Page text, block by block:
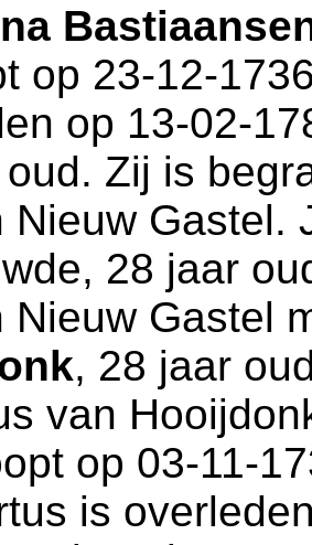
op 23-12-
op 13-02-
Zij is
Nieuw Gastel.
28 jaar
Nieuw Gastel
, 28 jaar
van
op 03-11-
is